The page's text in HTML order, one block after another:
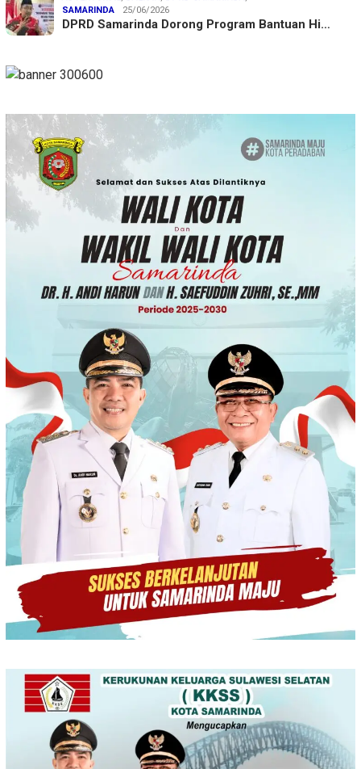
SAMARINDA
25/06/2026
DPRD Samarinda Dorong Program Bantuan Hi…